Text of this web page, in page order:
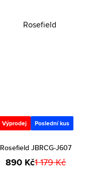
Výprodej Poslední kus
Rosefield JBRCG-J607
890 Kč1 179 Kč